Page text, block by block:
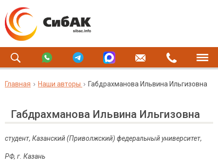
Главная Наши авторы Габдрахманова Ильвина Ильгизовна
Габдрахманова Ильвина Ильгизовна
студент, Казанский (Приволжский) федеральный университет,
РФ, г. Казань